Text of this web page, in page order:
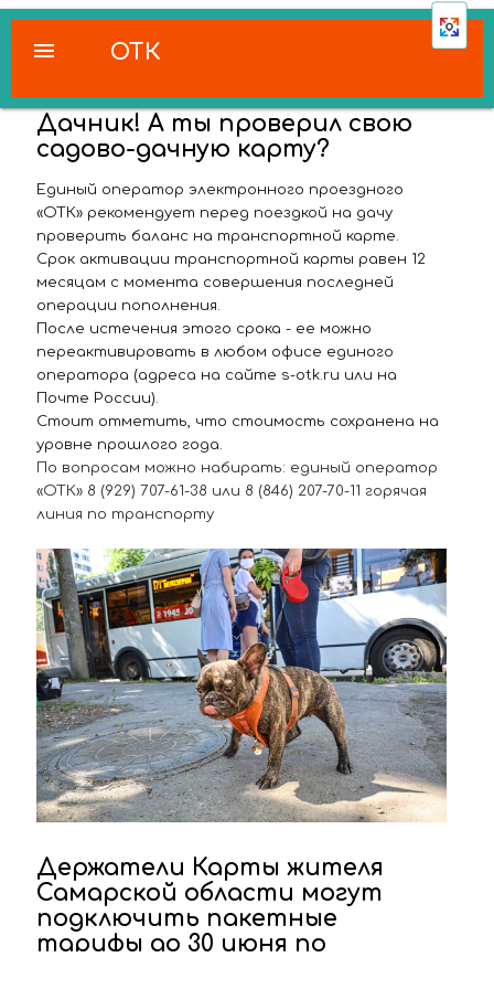
ОТК
menu
Дачник! А ты проверил свою
садово-дачную карту?
Единый оператор электронного проездного
«ОТК» рекомендует перед поездкой на дачу
проверить баланс на транспортной карте.
Срок активации транспортной карты равен 12
месяцам с момента совершения последней
операции пополнения.
После истечения этого срока - ее можно
переактивировать в любом офисе единого
оператора (адреса на сайте s-otk.ru или на
Почте России).
Стоит отметить, что стоимость сохранена на
уровне прошлого года.
По вопросам можно набирать: единый оператор
«ОТК» 8 (929) 707-61-38 или 8 (846) 207-70-11 горячая
линия по транспорту
Держатели Карты жителя
Самарской области могут
подключить пакетные
тарифы до 30 июня по